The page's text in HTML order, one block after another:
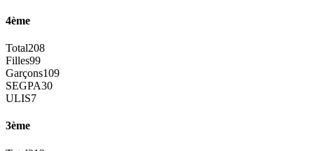
4ème
Total208
Filles99
Garçons109
SEGPA30
ULIS7
3ème